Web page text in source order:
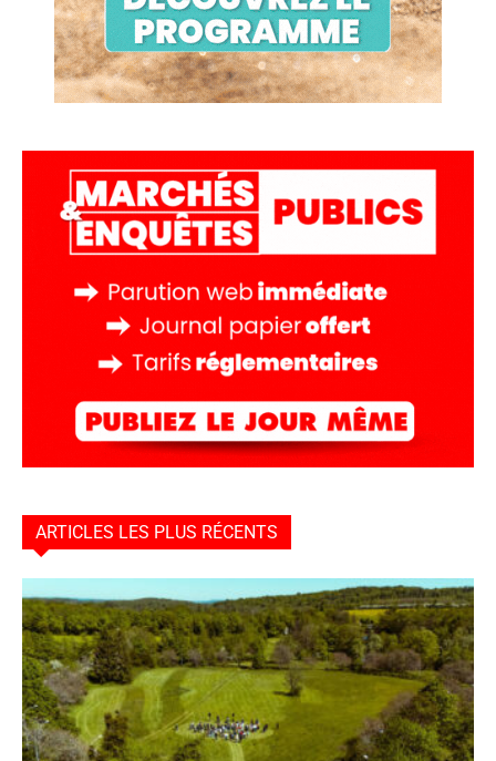
ARTICLES LES PLUS RÉCENTS